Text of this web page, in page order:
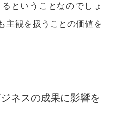
ということなのでしょ
主観を扱うことの価値を
ネスの成果に影響を